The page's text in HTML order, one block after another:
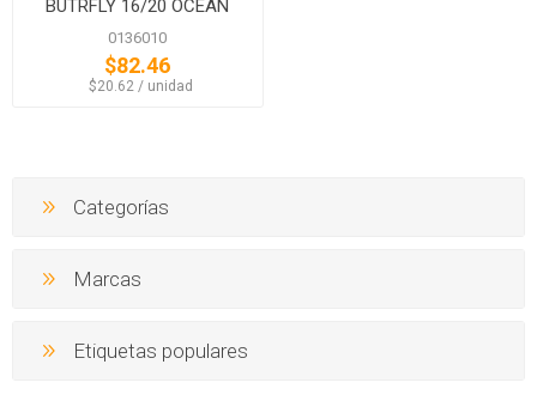
BUTRFLY 16/20 OCEAN
CAFE
0136010
$82.46
‏‏‎ ‎‏‏‎ ‎$20.62 / unidad
Categorías
Marcas
Etiquetas populares